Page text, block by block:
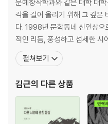
문예창작학과와 같은 대학 대
각을 길어 올리기 위해 그 깊은
다. 1998년 문학동네 신인상으
적인 리듬, 풍성하고 섬세한 시
유튜브 채널 ‘시켜서하는tv’의
콘텐츠를 중계한다. 시집으로 《
he End》, 《에게서 에게로》,
펼쳐보기
김근의 다른 상품